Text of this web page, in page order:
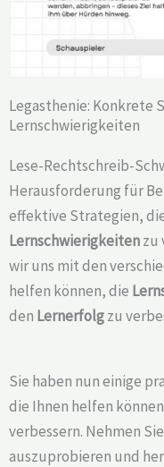
Legasthenie: Konkrete
Lernschwierigkeiten
Lese-Rechtschreib-
Herausforderung für
effektive Strategien,
Lernschwierigkeitenzu
wir uns mit den
helfen können, die
den Lernerfolgzu
Sie haben nun einige
die Ihnen helfen
verbessern. Nehmen
auszuprobieren und